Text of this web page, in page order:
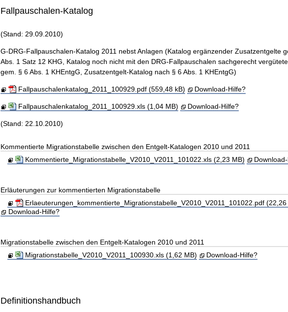
Fallpauschalen-Katalog
(Stand: 29.09.2010)
G-DRG-Fallpauschalen-Katalog 2011 nebst Anlagen (Katalog ergänzender Zusatzentgelte
Abs. 1 Satz 12 KHG, Katalog noch nicht mit den DRG-Fallpauschalen sachgerecht
gem. § 6 Abs. 1 KHEntgG, Zusatzentgelt-Katalog nach § 6 Abs. 1 KHEntgG)
Fallpauschalenkatalog_2011_100929.pdf (559,48 kB) Download-Hilfe?
Fallpauschalenkatalog_2011_100929.xls (1,04 MB) Download-Hilfe?
(Stand: 22.10.2010)
Kommentierte Migrationstabelle zwischen den Entgelt-Katalogen 2010 und 2011
Kommentierte_Migrationstabelle_V2010_V2011_101022.xls (2,23 MB)
Erläuterungen zur kommentierten Migrationstabelle
Erlaeuterungen_kommentierte_Migrationstabelle_V2010_V2011_101022.pdf (22,26
Download-Hilfe?
Migrationstabelle zwischen den Entgelt-Katalogen 2010 und 2011
Migrationstabelle_V2010_V2011_100930.xls (1,62 MB)
Download-Hilfe?
Definitionshandbuch